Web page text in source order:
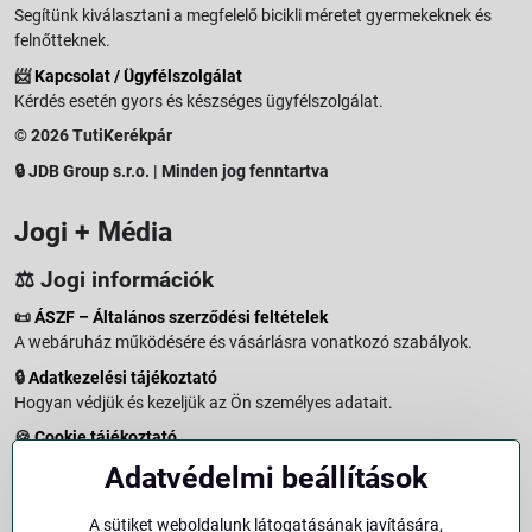
Segítünk kiválasztani a megfelelő bicikli méretet gyermekeknek és
felnőtteknek.
📨Kapcsolat / Ügyfélszolgálat
Kérdés esetén gyors és készséges ügyfélszolgálat.
© 2026 TutiKerékpár
🔒 JDB Group s.r.o. | Minden jog fenntartva
Jogi + Média
⚖️ Jogi információk
📜ÁSZF – Általános szerződési feltételek
A webáruház működésére és vásárlásra vonatkozó szabályok.
🔒Adatkezelési tájékoztató
Hogyan védjük és kezeljük az Ön személyes adatait.
🍪Cookie tájékoztató
A weboldalon használt sütikről és adatkezelésről.
Vásárlástól való elállás menete és feltételei.
Adatvédelmi beállítások
A sütiket weboldalunk látogatásának javítására,